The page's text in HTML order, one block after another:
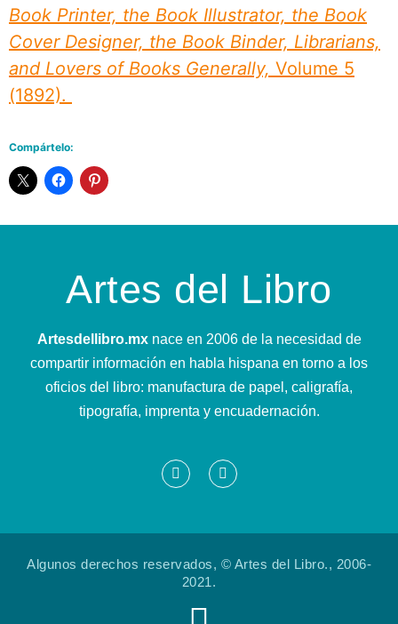
Book Printer, the Book Illustrator, the Book
Cover Designer, the Book Binder, Librarians,
and Lovers of Books Generally, Volume 5
(1892).
Compártelo:
Artes del Libro
Artesdellibro.mxnace en 2006 de la necesidad de
compartir información en habla hispana en torno a los
oficios del libro: manufactura de papel, caligrafía,
tipografía, imprenta y encuadernación.
Algunos derechos reservados, © Artes del Libro., 2006-
2021.